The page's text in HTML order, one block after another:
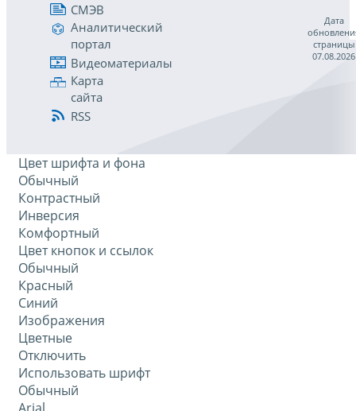
СМЭВ
Аналитический
портал
Видеоматериалы
Карта
сайта
RSS
Дата
страницы
07.08.2026
Цвет шрифта и фона
Обычный
Контрастный
Инверсия
Комфортный
Цвет кнопок и ссылок
Обычный
Красный
Синий
Изображения
Цветные
Отключить
Использовать шрифт
Обычный